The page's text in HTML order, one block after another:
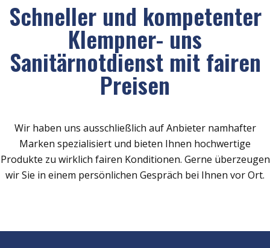
Schneller und kompetenter
Klempner- uns
Sanitärnotdienst mit fairen
Preisen
Wir haben uns ausschließlich auf Anbieter namhafter
Marken spezialisiert und bieten Ihnen hochwertige
Produkte zu wirklich fairen Konditionen. Gerne überzeugen
wir Sie in einem persönlichen Gespräch bei Ihnen vor Ort.